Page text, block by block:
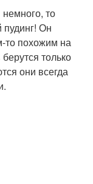
то
Он
то похожим на
только
они всегда